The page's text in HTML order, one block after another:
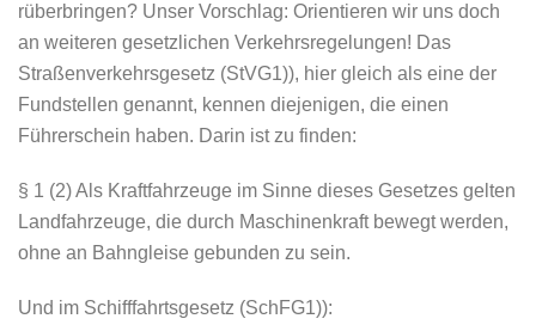
rüberbringen? Unser Vorschlag: Orientieren wir uns doch
an weiteren gesetzlichen Verkehrsregelungen! Das
Straßenverkehrsgesetz (StVG1)), hier gleich als eine der
Fundstellen genannt, kennen diejenigen, die einen
Führerschein haben. Darin ist zu finden:
§ 1 (2) Als Kraftfahrzeuge im Sinne dieses Gesetzes gelten
Landfahrzeuge, die durch Maschinenkraft bewegt werden,
ohne an Bahngleise gebunden zu sein.
Und im Schifffahrtsgesetz (SchFG1)):